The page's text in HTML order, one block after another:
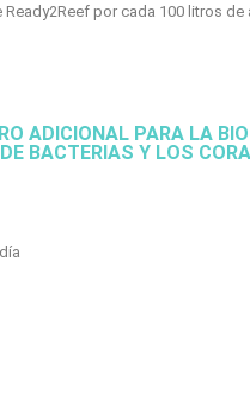
Ready2Reef por cada 100 litros
ADICIONAL PARA LA
BACTERIAS Y LOS